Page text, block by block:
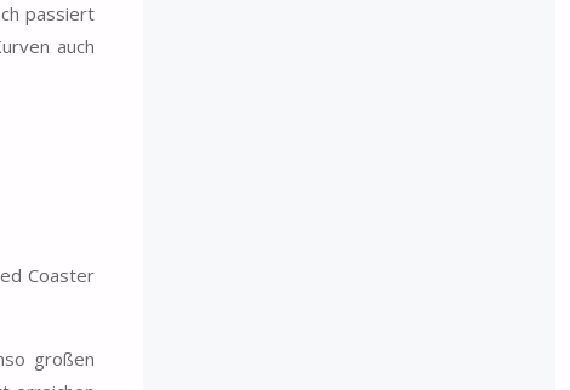
passiert
auch
Coaster
großen